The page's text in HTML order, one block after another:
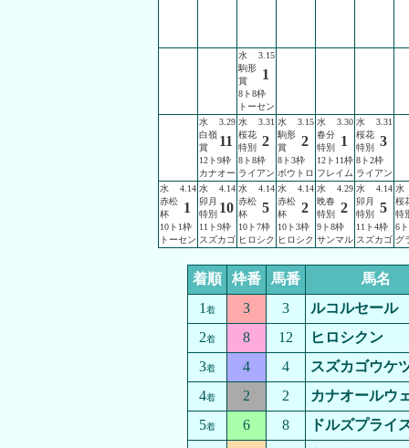
水
3.15
駒形
賞
1
8ト8枠
トーセン
水
3.29
白嶺
賞
11
12ト9枠
カナオー
水
3.31
桜花
特別
2
8ト8枠
ライアン
水
3.15
駒形
賞
2
8ト3枠
ボウトロ
水
3.30
春分
特別
1
12ト11枠
フレイム
水
3.31
桜花
特別
3
8ト2枠
ライアン
水
4.14
赤松
杯
1
10ト1枠
トーセン
水
4.14
卯月
特別 10
11ト9枠
スズカゴ
水
4.14
赤松
杯
5
10ト7枠
ヒロシク
水
4.14
赤松
杯
2
10ト3枠
ヒロシク
水
4.29
晩春
特別
2
9ト8枠
サンマル
水
4.14
卯月
特別
5
11ト4枠
スズカゴ
水
桜
特
6
グ
着順 枠番 馬番
馬名
1 着 3 3
ルコルセール
2着 8 12
ヒロシクン
3着 4 4
スズカゴウケ
4着 2 2
カナオールウ
5着 6 8
ドルズプライ